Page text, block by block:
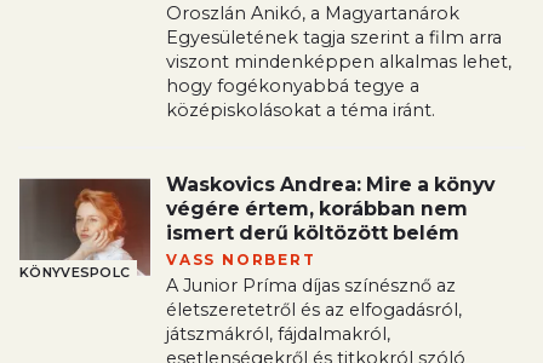
Oroszlán Anikó, a Magyartanárok
Egyesületének tagja szerint a film arra
viszont mindenképpen alkalmas lehet,
hogy fogékonyabbá tegye a
középiskolásokat a téma iránt.
KÖNYVESPOLC
Waskovics Andrea: Mire a könyv
végére értem, korábban nem
ismert derű költözött belém
VASS NORBERT
A Junior Príma díjas színésznő az
életszeretetről és az elfogadásról,
játszmákról, fájdalmakról,
esetlenségekről és titkokról szóló